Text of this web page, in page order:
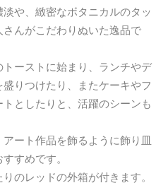
や、緻密なボタニカルのタッ
んがこだわりぬいた逸品で
ーストに始まり、ランチやデ
りつけたり、またケーキやフ
としたりと、活躍のシーンも
ート作品を飾るように飾り皿
すめです。
のレッドの外箱が付きます。